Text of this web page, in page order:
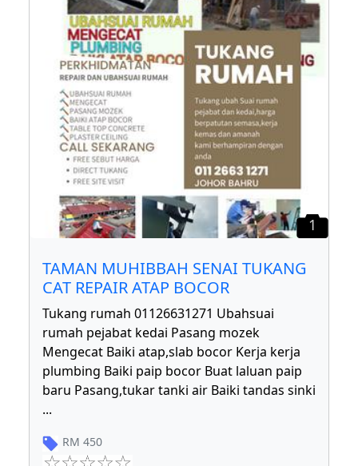
1
TAMAN MUHIBBAH SENAI TUKANG
CAT REPAIR ATAP BOCOR
Tukang rumah 01126631271 Ubahsuai
rumah pejabat kedai Pasang mozek
Mengecat Baiki atap,slab bocor Kerja kerja
plumbing Baiki paip bocor Buat laluan paip
baru Pasang,tukar tanki air Baiki tandas sinki
...
RM 450